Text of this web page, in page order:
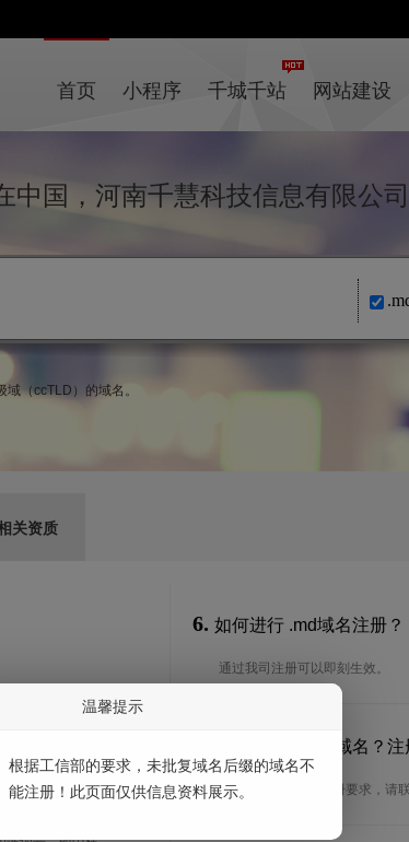
首页 小程序 千城千站 网站建设
中国，河南千慧科技信息有限公
（ccTLD）的域名。
关资质
地域性强。
6. 如何进行 .md域名注册？
通过我司注册可以即刻生效。
谁可以注册 .md域名？
想了解.md域名的注册要求，请
温馨提示
根据工信部的要求，未批复域名后缀的域名不
能注册！此页面仅供信息资料展示。